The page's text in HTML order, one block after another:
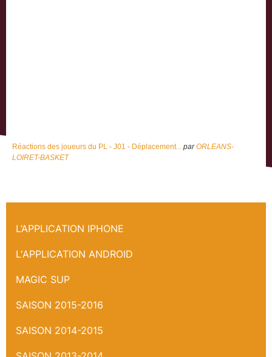
Réactions des joueurs du PL - J01 - Déplacement... parORLEANS-
LOIRET-BASKET
L’APPLICATION IPHONE
L'APPLICATION ANDROID
MAGIC SUP
SAISON 2015-2016
SAISON 2014-2015